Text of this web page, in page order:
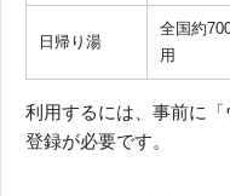
日帰り湯
全国約
用
利用するには、事前に
登録が必要です。